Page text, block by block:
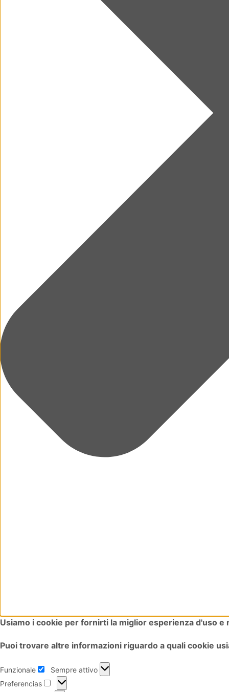
Usiamo i cookie per fornirti la miglior esperienza d'uso
Puoi trovare altre informazioni riguardo a quali cookie
Funzionale
Sempre attivo
Preferencias